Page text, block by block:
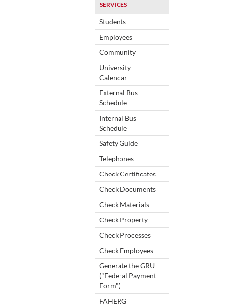
SERVICES
Students
Employees
Community
University
Calendar
External Bus
Schedule
Internal Bus
Schedule
Safety Guide
Telephones
Check Certificates
Check Documents
Check Materials
Check Property
Check Processes
Check Employees
Generate the GRU
("Federal Payment
Form")
FAHERG